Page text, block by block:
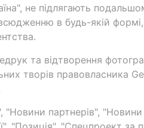
не підлягають
в будь-якій
та відтворення
творів правовласника
партнерів", "Новини